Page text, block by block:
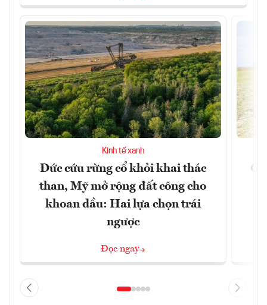
Kinh tế xanh
Đức cứu rừng cổ khỏi khai thác
than, Mỹ mở rộng đất công cho
khoan dầu: Hai lựa chọn trái
ngược
Đọc ngay